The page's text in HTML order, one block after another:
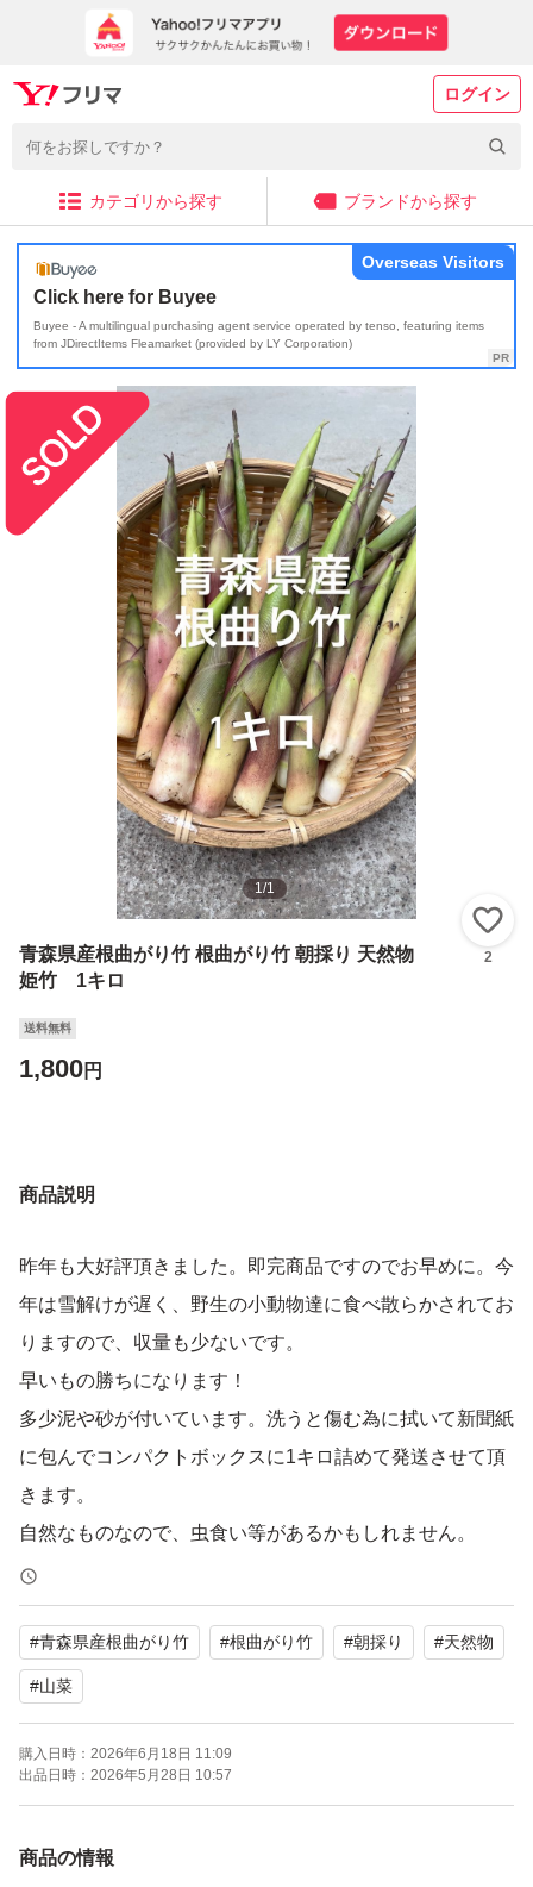
ログイン
カテゴリから探す ブランドから探す
Click here for Buyee
Buyee - A multilingual purchasing agent service operated by tenso, featuring items
from JDirectItems Fleamarket (provided by LY Corporation)
Overseas Visitors
1/1
青森県産根曲がり竹 根曲がり竹 朝採り 天然物
姫竹 1キロ
2
送料無料
1,800円
商品説明
昨年も大好評頂きました。即完商品ですのでお早めに。今
年は雪解けが遅く、野生の小動物達に食べ散らかされてお
りますので、収量も少ないです。
早いもの勝ちになります！
多少泥や砂が付いています。洗うと傷む為に拭いて新聞紙
に包んでコンパクトボックスに1キロ詰めて発送させて頂
きます。
自然なものなので、虫食い等があるかもしれません。
常温発送になる為、遠方、外出で受け取れない等の方、品
質の保証はできません。
理解のある方にお願いします。
※ご購入いただいた方から順次発送いたします。
#青森県産根曲がり竹 #根曲がり竹 #朝採り #天然物
#山菜
購入日時： 2026年6月18日 11:09
出品日時： 2026年5月28日 10:57
商品の情報